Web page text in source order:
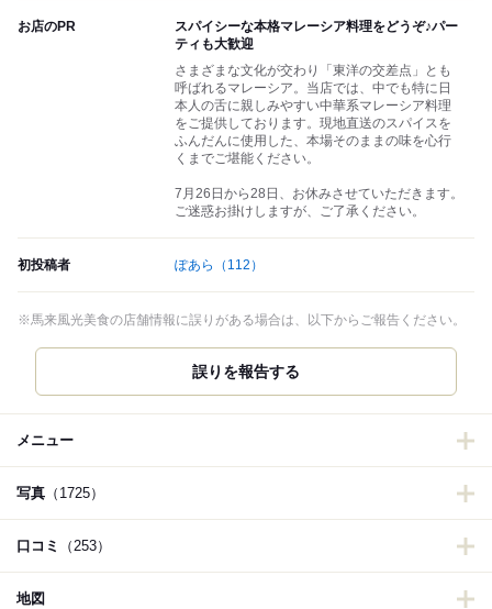
お店のPR
スパイシーな本格マレーシア料理をどうぞ♪パー
ティも大歓迎
さまざまな文化が交わり「東洋の交差点」とも
呼ばれるマレーシア。当店では、中でも特に日
本人の舌に親しみやすい中華系マレーシア料理
をご提供しております。現地直送のスパイスを
ふんだんに使用した、本場そのままの味を心行
くまでご堪能ください。
7月26日から28日、お休みさせていただきます。
ご迷惑お掛けしますが、ご了承ください。
初投稿者 ぽあら （112）
※馬来風光美食の店舗情報に誤りがある場合は、以下からご報告ください。
誤りを報告する
メニュー
写真 （1725）
口コミ （253）
地図